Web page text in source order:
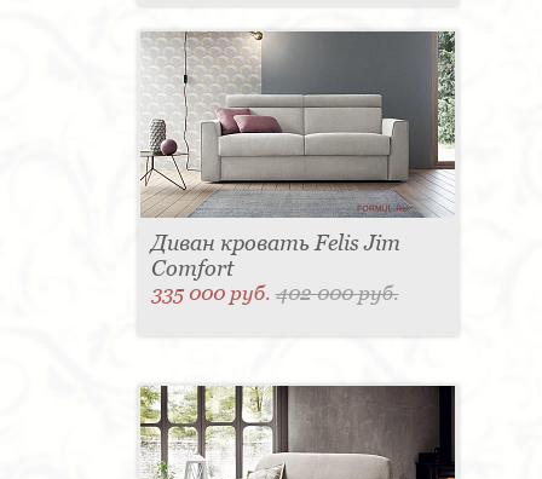
Диван кровать Felis Jim
Comfort
335 000 руб.402 000 руб.